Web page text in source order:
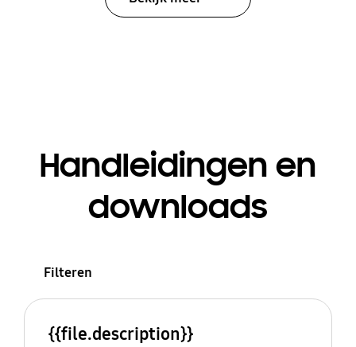
Handleidingen en
downloads
Filteren
{{file.description}}